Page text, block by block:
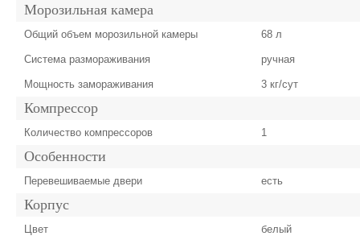
Морозильная камера
Общий объем морозильной камеры 68 л
Система размораживания ручная
Мощность замораживания 3 кг/сут
Компрессор
Количество компрессоров 1
Особенности
Перевешиваемые двери есть
Корпус
Цвет белый